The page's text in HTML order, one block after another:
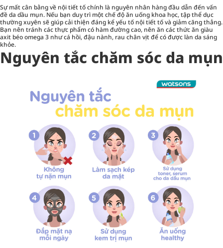
Sự mất cân bằng về nội tiết tố chính là nguyên nhân hàng đầu dẫn đến vấn
đề da dầu mụn. Nếu bạn duy trì một chế độ ăn uống khoa học, tập thể dục
thường xuyên sẽ giúp cải thiện đáng kể yếu tố nội tiết tố và giảm căng thẳng.
Bạn nên tránh các thực phẩm có hàm đường cao, nên ăn các thức ăn giàu
axit béo omega 3 như cá hồi, đậu nành, rau chân vịt để có được làn da sáng
khỏe.
Nguyên tắc chăm sóc da mụn